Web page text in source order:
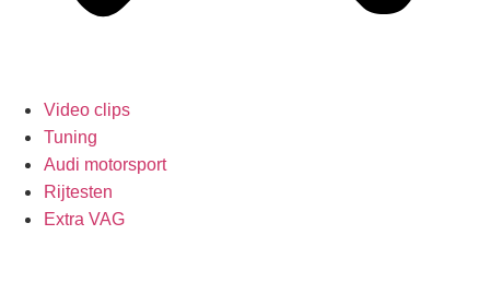
Video clips
Tuning
Audi motorsport
Rijtesten
Extra VAG